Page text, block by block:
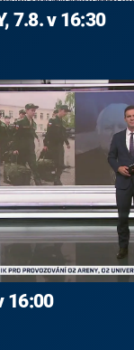
7.8. v 16:30
16:00